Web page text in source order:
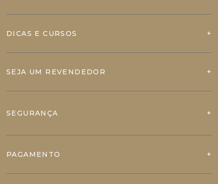
DICAS E CURSOS
SEJA UM REVENDEDOR
SEGURANÇA
PAGAMENTO